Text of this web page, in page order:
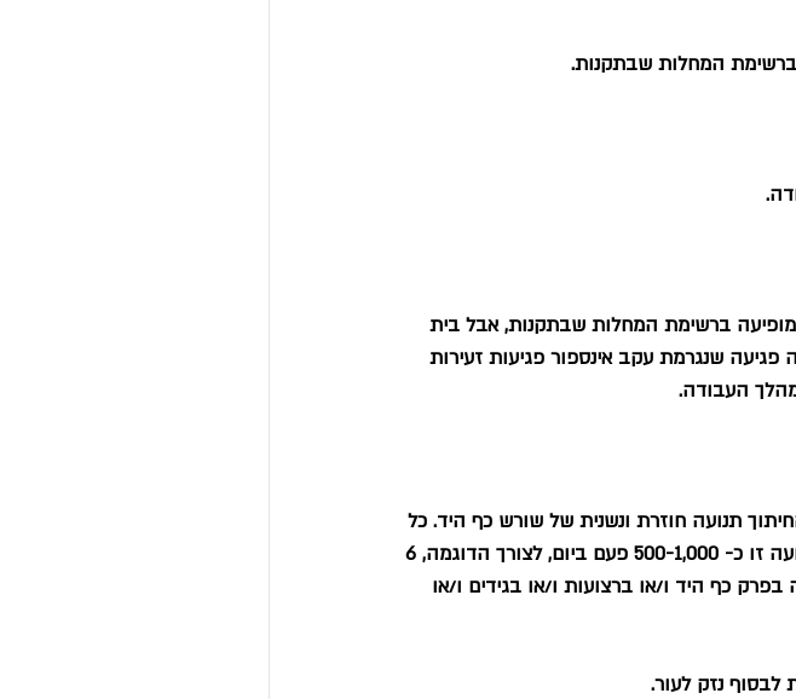
המחלות שבתקנות.
ברשימת המחלות שבתקנות, אבל בית
שנגרמת עקב אינספור פגיעות זעירות
העבודה.
תנועה חוזרת ונשנית של שורש כף היד. כל
כף היד ו/או ברצועות ו/או בגידים ו/או